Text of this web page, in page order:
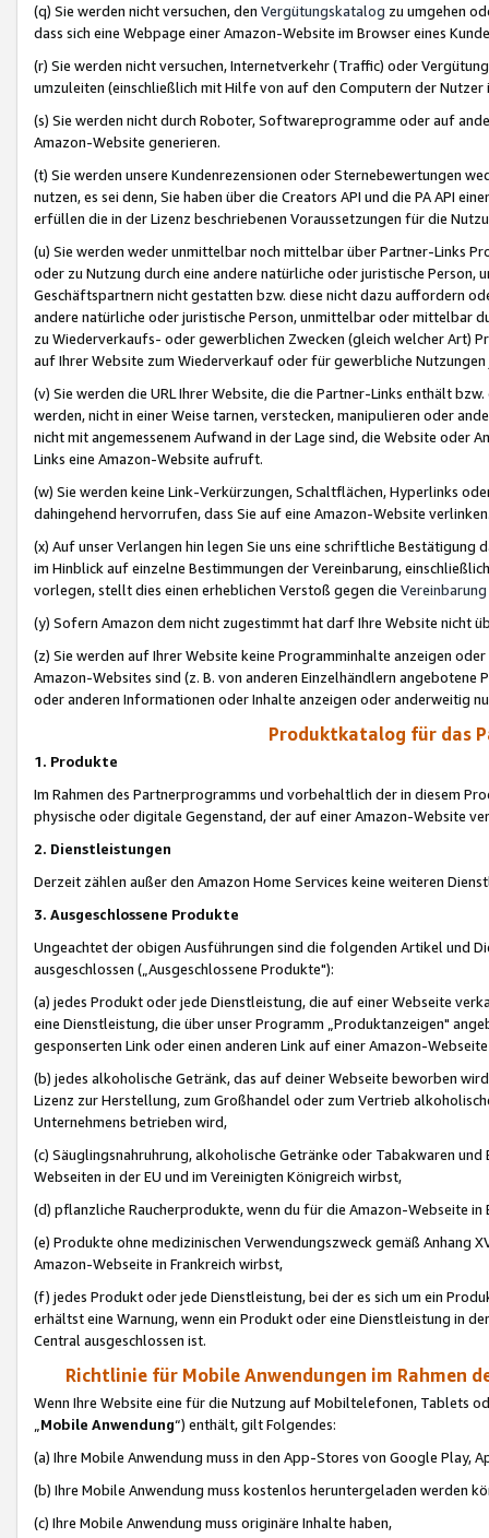
(q) Sie werden nicht versuchen, den Vergütungskatalog zu umgehen
dass sich eine Webpage einer Amazon-Website im Browser eines
(r) Sie werden nicht versuchen, Internetverkehr (Traffic) oder
umzuleiten (einschließlich mit Hilfe von auf den Computern der
(s) Sie werden nicht durch Roboter, Softwareprogramme oder auf
Amazon-Website generieren.
(t) Sie werden unsere Kundenrezensionen oder Sternebewertungen
nutzen, es sei denn, Sie haben über die Creators API und die PA API
erfüllen die in der Lizenz beschriebenen Voraussetzungen für die
(u) Sie werden weder unmittelbar noch mittelbar über Partner-Links
oder zu Nutzung durch eine andere natürliche oder juristische
Geschäftspartnern nicht gestatten bzw. diese nicht dazu auffordern
andere natürliche oder juristische Person, unmittelbar oder mittelbar
zu Wiederverkaufs- oder gewerblichen Zwecken (gleich welcher Art)
auf Ihrer Website zum Wiederverkauf oder für gewerbliche
(v) Sie werden die URL Ihrer Website, die die Partner-Links enthält
werden, nicht in einer Weise tarnen, verstecken, manipulieren oder
nicht mit angemessenem Aufwand in der Lage sind, die Website oder
Links eine Amazon-Website aufruft.
(w) Sie werden keine Link-Verkürzungen, Schaltflächen, Hyperlinks
dahingehend hervorrufen, dass Sie auf eine Amazon-Website
(x) Auf unser Verlangen hin legen Sie uns eine schriftliche
im Hinblick auf einzelne Bestimmungen der Vereinbarung,
vorlegen, stellt dies einen erheblichen Verstoß gegen die Vereinbarung
(y) Sofern Amazon dem nicht zugestimmt hat darf Ihre Website nicht
(z) Sie werden auf Ihrer Website keine Programminhalte anzeigen
Amazon-Websites sind (z. B. von anderen Einzelhändlern
oder anderen Informationen oder Inhalte anzeigen oder anderweitig
Produktkatalog für das
1. Produkte
Im Rahmen des Partnerprogramms und vorbehaltlich der in diesem
physische oder digitale Gegenstand, der auf einer Amazon-Website
2. Dienstleistungen
Derzeit zählen außer den Amazon Home Services keine weiteren
3. Ausgeschlossene Produkte
Ungeachtet der obigen Ausführungen sind die folgenden Artikel und
ausgeschlossen („Ausgeschlossene Produkte"):
(a) jedes Produkt oder jede Dienstleistung, die auf einer Webseite
eine Dienstleistung, die über unser Programm „Produktanzeigen"
gesponserten Link oder einen anderen Link auf einer Amazon-
(b) jedes alkoholische Getränk, das auf deiner Webseite beworben
Lizenz zur Herstellung, zum Großhandel oder zum Vertrieb
Unternehmens betrieben wird,
(c) Säuglingsnahruhrung, alkoholische Getränke oder Tabakwaren
Webseiten in der EU und im Vereinigten Königreich wirbst,
(d) pflanzliche Raucherprodukte, wenn du für die Amazon-Webseite in
(e) Produkte ohne medizinischen Verwendungszweck gemäß Anhang
Amazon-Webseite in Frankreich wirbst,
(f) jedes Produkt oder jede Dienstleistung, bei der es sich um ein
erhältst eine Warnung, wenn ein Produkt oder eine Dienstleistung in
Central ausgeschlossen ist.
Richtlinie für Mobile Anwendungen im Rahmen
Wenn Ihre Website eine für die Nutzung auf Mobiltelefonen, Tablets
„Mobile Anwendung“) enthält, gilt Folgendes:
(a) Ihre Mobile Anwendung muss in den App-Stores von Google Play,
(b) Ihre Mobile Anwendung muss kostenlos heruntergeladen werden
(c) Ihre Mobile Anwendung muss originäre Inhalte haben,